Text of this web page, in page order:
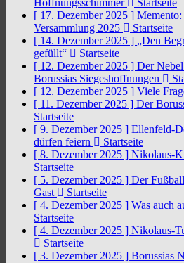
Hoffnungsschimmer
Startseite
[ 17. Dezember 2025 ]
Versammlung 2025
Startseite
[ 14. Dezember 2025 ] „Den
gefüllt“
Startseite
[ 12. Dezember 2025 ] Der
Borussias Siegeshoffnungen
[ 12. Dezember 2025 ] Viele
[ 11. Dezember 2025 ] Der
Startseite
[ 9. Dezember 2025 ] Ellenfeld-
dürfen feiern
Startseite
[ 8. Dezember 2025 ] Nikolaus-
Startseite
[ 5. Dezember 2025 ] Der
Gast
Startseite
[ 4. Dezember 2025 ] Was auch
Startseite
[ 4. Dezember 2025 ] Nikolaus-
Startseite
[ 3. Dezember 2025 ] Borussias